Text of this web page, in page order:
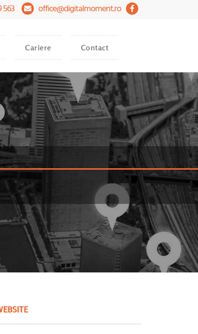
office@digitalmoment.ro
563
Cariere Contact